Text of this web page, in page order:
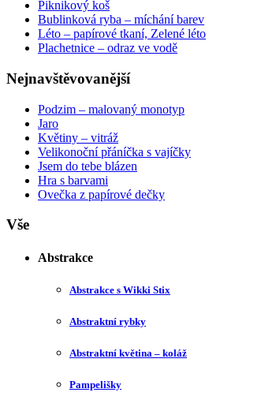
Piknikový koš
Bublinková ryba – míchání barev
Léto – papírové tkaní, Zelené léto
Plachetnice – odraz ve vodě
Nejnavštěvovanější
Podzim – malovaný monotyp
Jaro
Květiny – vitráž
Velikonoční přáníčka s vajíčky
Jsem do tebe blázen
Hra s barvami
Ovečka z papírové dečky
Vše
Abstrakce
Abstrakce s Wikki Stix
Abstraktní rybky
Abstraktní květina – koláž
Pampelišky